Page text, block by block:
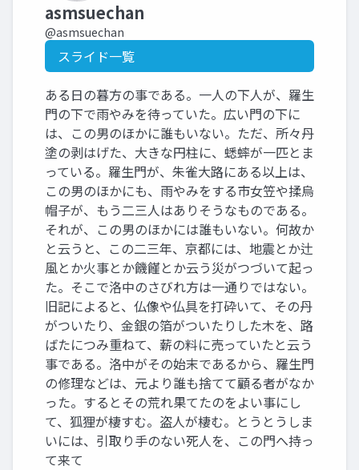
asmsuechan
@asmsuechan
スライド一覧
ある日の暮方の事である。一人の下人が、羅生
門の下で雨やみを待っていた。広い門の下に
は、この男のほかに誰もいない。ただ、所々丹
塗の剥はげた、大きな円柱に、蟋蟀が一匹とま
っている。羅生門が、朱雀大路にある以上は、
この男のほかにも、雨やみをする市女笠や揉烏
帽子が、もう二三人はありそうなものである。
それが、この男のほかには誰もいない。何故か
と云うと、この二三年、京都には、地震とか辻
風とか火事とか饑饉とか云う災がつづいて起っ
た。そこで洛中のさびれ方は一通りではない。
旧記によると、仏像や仏具を打砕いて、その丹
がついたり、金銀の箔がついたりした木を、路
ばたにつみ重ねて、薪の料に売っていたと云う
事である。洛中がその始末であるから、羅生門
の修理などは、元より誰も捨てて顧る者がなか
った。するとその荒れ果てたのをよい事にし
て、狐狸が棲すむ。盗人が棲む。とうとうしま
いには、引取り手のない死人を、この門へ持っ
て来て